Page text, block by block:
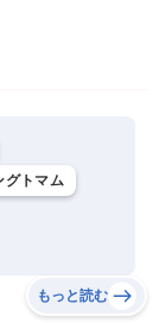
グトマム
もっと読む